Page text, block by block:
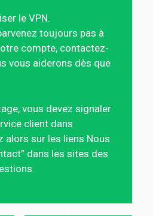
le VPN.
toujours pas à
compte, contactez-
vous aiderons dès que
vous devez signaler
client dans
alors sur les liens Nous
dans les sites des